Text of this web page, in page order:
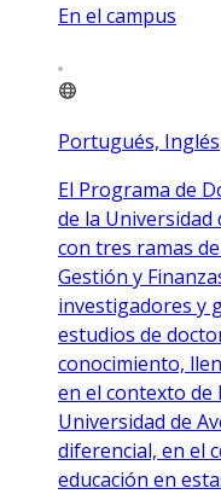
En el campus
Portugués, Inglés
El Programa de
de la Universidad
con tres ramas
Gestión y
investigadores y
estudios de
conocimiento,
en el contexto de
Universidad de
diferencial, en el
educación en